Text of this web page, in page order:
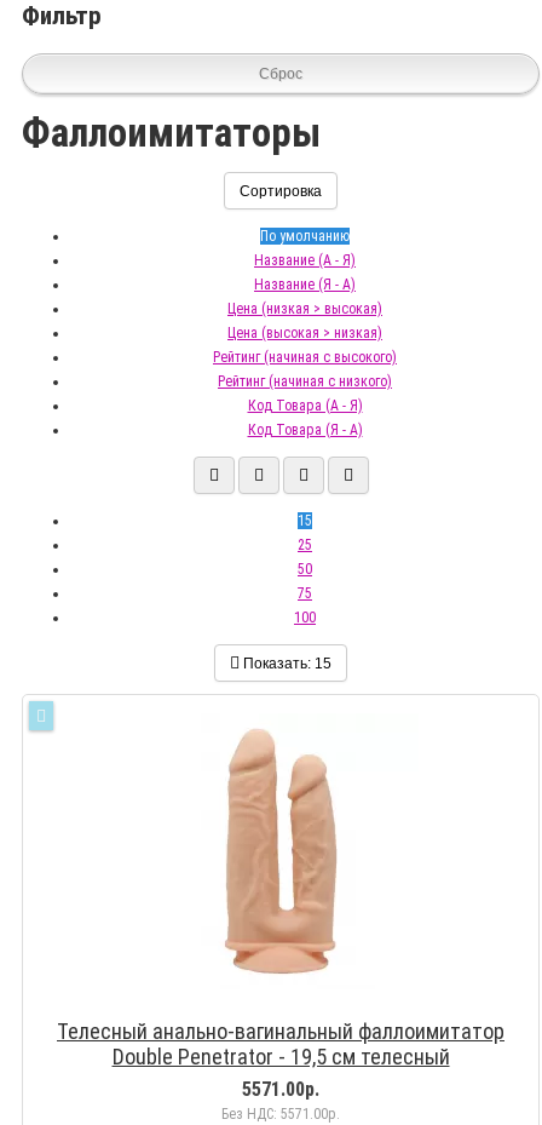
Фильтр
Сброс
Фаллоимитаторы
Сортировка
По умолчанию
Название (А - Я)
Название (Я - А)
Цена (низкая > высокая)
Цена (высокая > низкая)
Рейтинг (начиная с высокого)
Рейтинг (начиная с низкого)
Код Товара (А - Я)
Код Товара (Я - А)
15
25
50
75
100
Показать: 15
Телесный анально-вагинальный фаллоимитатор
Double Penetrator - 19,5 см телесный
5571.00р.
Без НДС: 5571.00р.